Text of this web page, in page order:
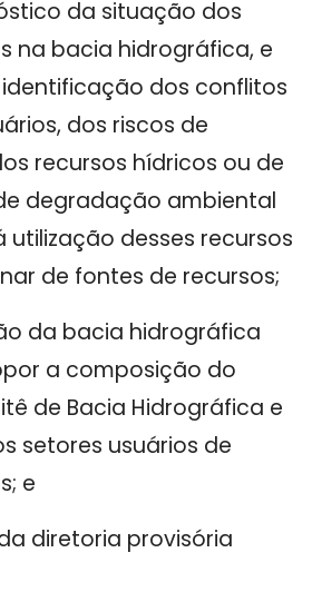
da situação dos
na bacia hidrográfica, e
dos conflitos
dos riscos de
recursos hídricos ou de
degradação ambiental
utilização desses recursos
de fontes de recursos;
da bacia hidrográfica
a composição do
de Bacia Hidrográfica e
setores usuários de
e
diretoria provisória